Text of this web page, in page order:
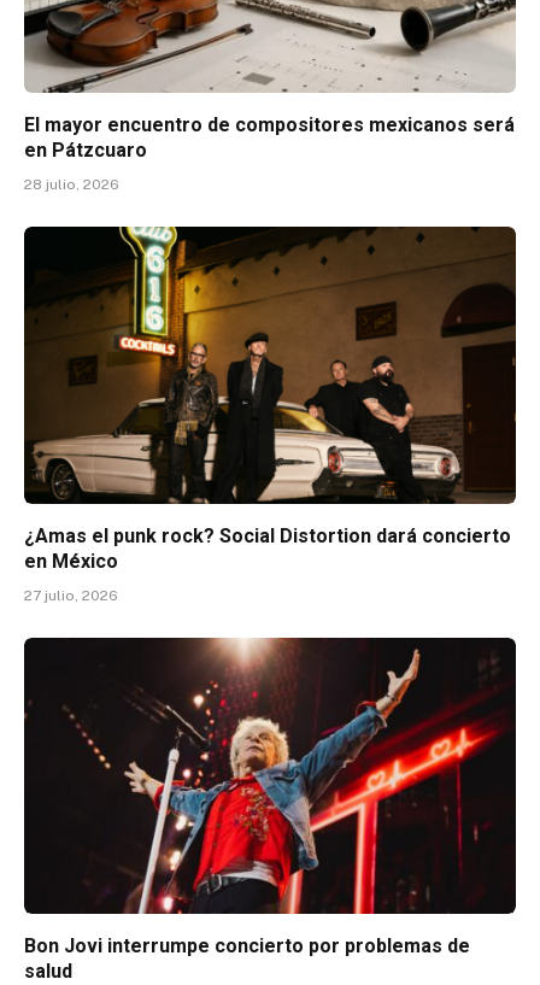
El mayor encuentro de compositores mexicanos será
en Pátzcuaro
28 julio, 2026
¿Amas el punk rock? Social Distortion dará concierto
en México
27 julio, 2026
Bon Jovi interrumpe concierto por problemas de
salud